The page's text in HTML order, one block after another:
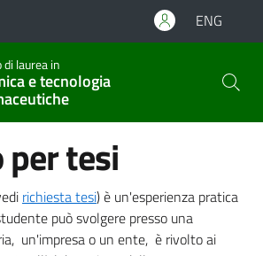
ENG
di laurea in
e tecnologia
tesi
richiesta tesi) è un'esperienza pratica
può svolgere presso una
un'impresa o un ente, è rivolto ai